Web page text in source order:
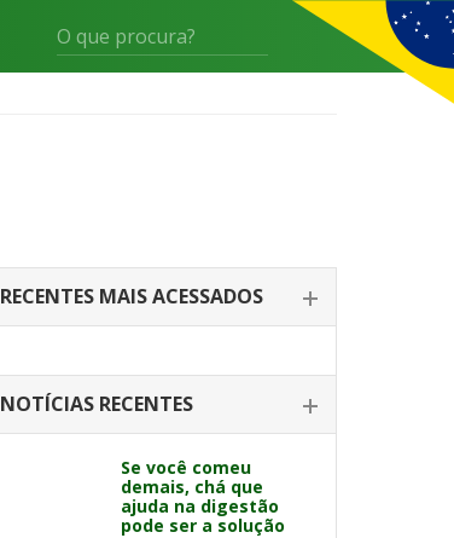
RECENTES MAIS ACESSADOS
NOTÍCIAS RECENTES
Se você comeu
demais, chá que
ajuda na digestão
pode ser a solução